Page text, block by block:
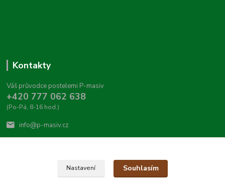
Kontakty
Váš průvodce postelemi P-masiv
+420 777 062 638
(Po-Pá, 8-16 hod.)
info@p-masiv.cz
Nastavení Souhlasím